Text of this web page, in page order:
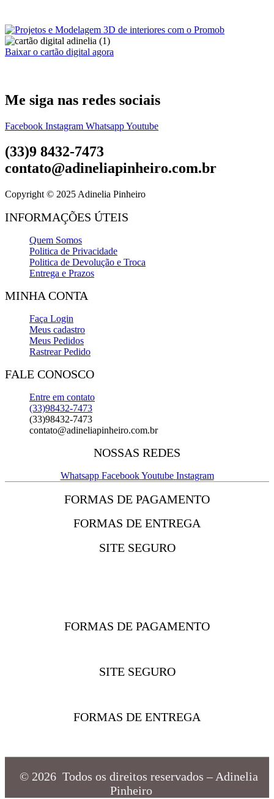
Baixar o cartão digital agora
Me siga nas redes sociais
Facebook Instagram WhatsappYoutube
(33)9 8432-7473
contato@adineliapinheiro.com.br
Copyright © 2025 Adinelia Pinheiro
INFORMAÇÕES ÚTEIS
Quem Somos
Politica de Privacidade
Politica de Devolução e Troca
Entrega e Prazos
MINHA CONTA
Faça Login
Meus cadastro
Meus Pedidos
Rastrear Pedido
FALE CONOSCO
Entre em contato
(33)98432-7473
(33)98432-7473
contato@adineliapinheiro.com.br
NOSSAS REDES
Whatsapp Facebook Youtube Instagram
FORMAS DE PAGAMENTO
FORMAS DE ENTREGA
SITE SEGURO
FORMAS DE PAGAMENTO
SITE SEGURO
FORMAS DE ENTREGA
© 2026 Todos os direitos reservados – Adinelia
Pinheiro